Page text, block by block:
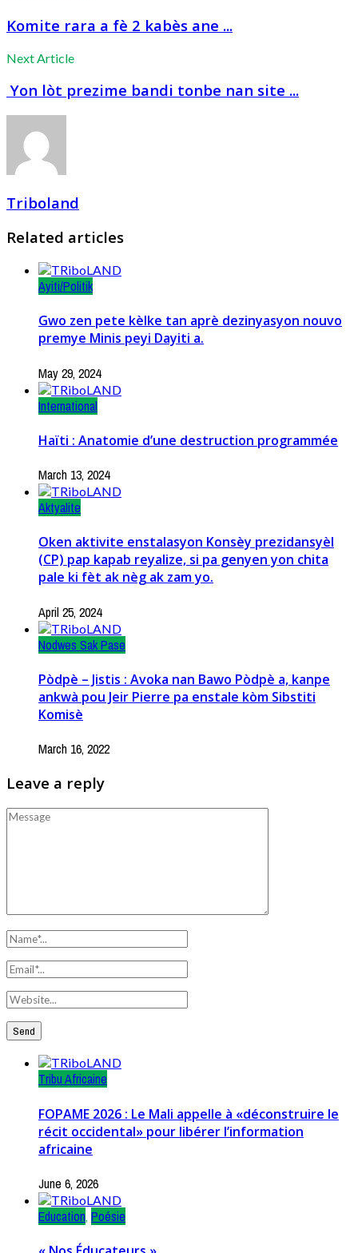
Komite rara a fè 2 kabès ane ...
Next Article
Yon lòt prezime bandi tonbe nan site ...
Triboland
Related articles
Ayiti/Politik
Gwo zen pete kèlke tan aprè dezinyasyon nouvo
premye Minis peyi Dayiti a.
May 29, 2024
International
Haïti : Anatomie d’une destruction programmée
March 13, 2024
Aktyalite
Oken aktivite enstalasyon Konsèy prezidansyèl
(CP) pap kapab reyalize, si pa genyen yon chita
pale ki fèt ak nèg ak zam yo.
April 25, 2024
Nodwes Sak Pase
Pòdpè – Jistis : Avoka nan Bawo Pòdpè a, kanpe
ankwà pou Jeir Pierre pa enstale kòm Sibstiti
Komisè
March 16, 2022
Leave a reply
Tribu Africaine
FOPAME 2026 : Le Mali appelle à «déconstruire le
récit occidental» pour libérer l’information
africaine
June 6, 2026
Education, Poésie